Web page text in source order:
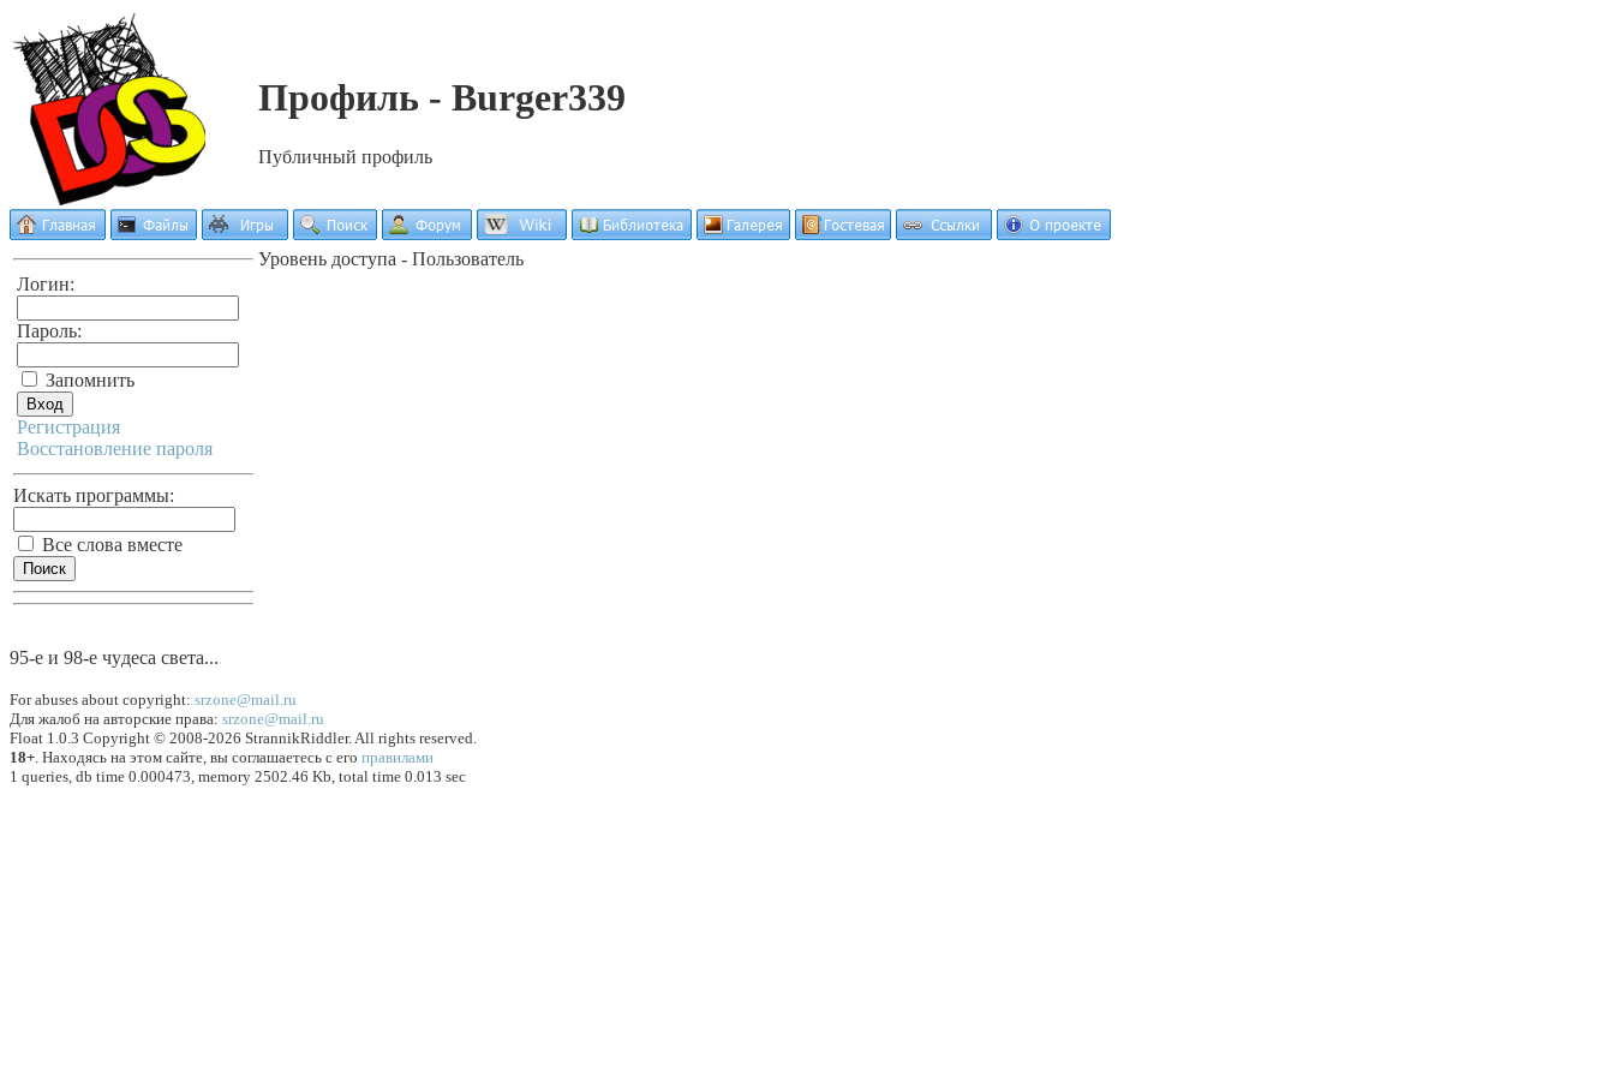
Профиль - Burger339
Публичный профиль
Логин:
Пароль:
Запомнить
Регистрация
Восстановление пароля
Искать программы:
Все слова вместе
Уровень доступа - Пользователь
95-е и 98-е чyдеса света...
For abuses about copyright: srzone@mail.ru
Для жалоб на авторские права: srzone@mail.ru
Float 1.0.3 Copyright © 2008-2026 StrannikRiddler. All rights reserved.
18+. Находясь на этом сайте, вы соглашаетесь с его правилами
1 queries, db time 0.000473, memory 2502.46 Kb, total time 0.013 sec